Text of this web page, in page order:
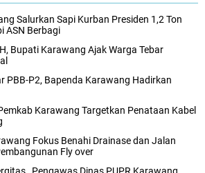
Salurkan Sapi Kurban Presiden 1,2 Ton
ASN Berbagi
Bupati Karawang Ajak Warga Tebar
PBB-P2, Bapenda Karawang Hadirkan
Karawang Targetkan Penataan Kabel
Fokus Benahi Drainase dan Jalan
Fly over
Pengawas Dinas PUPR Karawang